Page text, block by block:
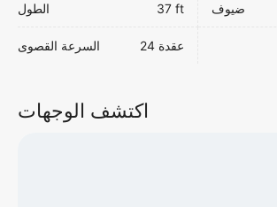
الطول 37 ft ضيوف
السرعة القصوى 24 عقدة
اكتشف الوجهات